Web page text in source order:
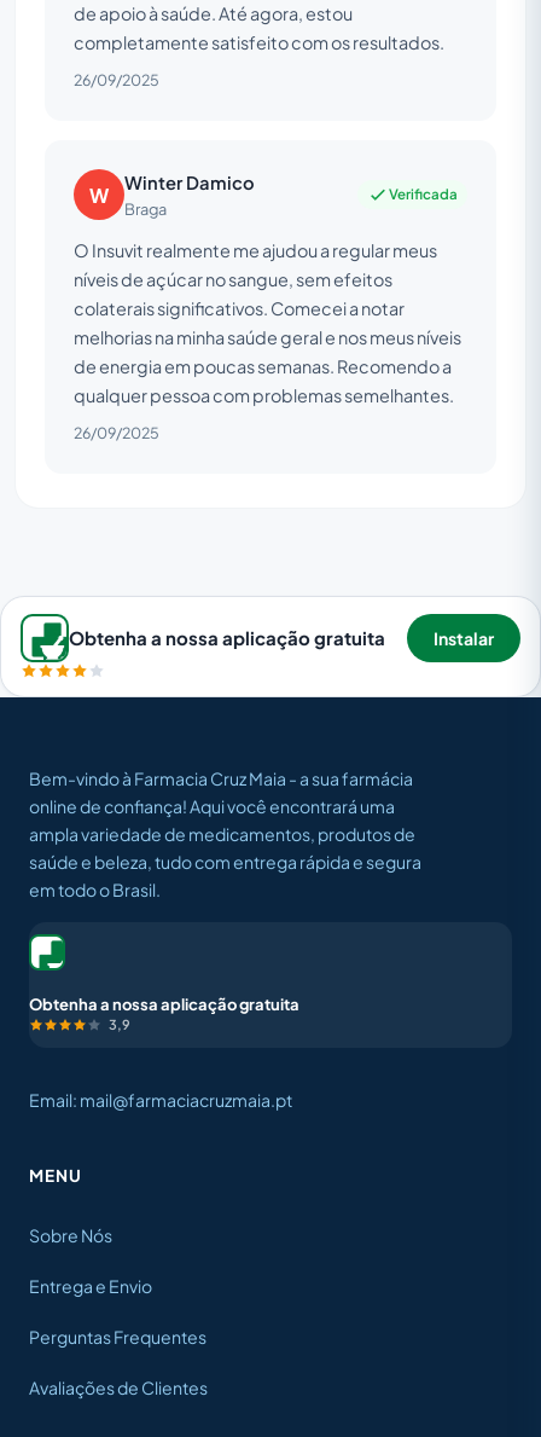
de apoio à saúde. Até agora, estou
completamente satisfeito com os resultados.
26/09/2025
W Winter Damico
Braga
Verificada
O Insuvit realmente me ajudou a regular meus
níveis de açúcar no sangue, sem efeitos
colaterais significativos. Comecei a notar
melhorias na minha saúde geral e nos meus níveis
de energia em poucas semanas. Recomendo a
qualquer pessoa com problemas semelhantes.
26/09/2025
Obtenha a nossa aplicação gratuita Instalar
Bem-vindo à Farmacia Cruz Maia - a sua farmácia
online de confiança! Aqui você encontrará uma
ampla variedade de medicamentos, produtos de
saúde e beleza, tudo com entrega rápida e segura
em todo o Brasil.
Obtenha a nossa aplicação gratuita
3,9
Email: mail@farmaciacruzmaia.pt
MENU
Sobre Nós
Entrega e Envio
Perguntas Frequentes
Avaliações de Clientes